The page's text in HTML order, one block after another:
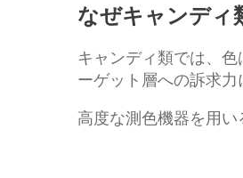
なぜキャンディ
キャンディ類では、
ーゲット層への訴求
高度な測色機器を用